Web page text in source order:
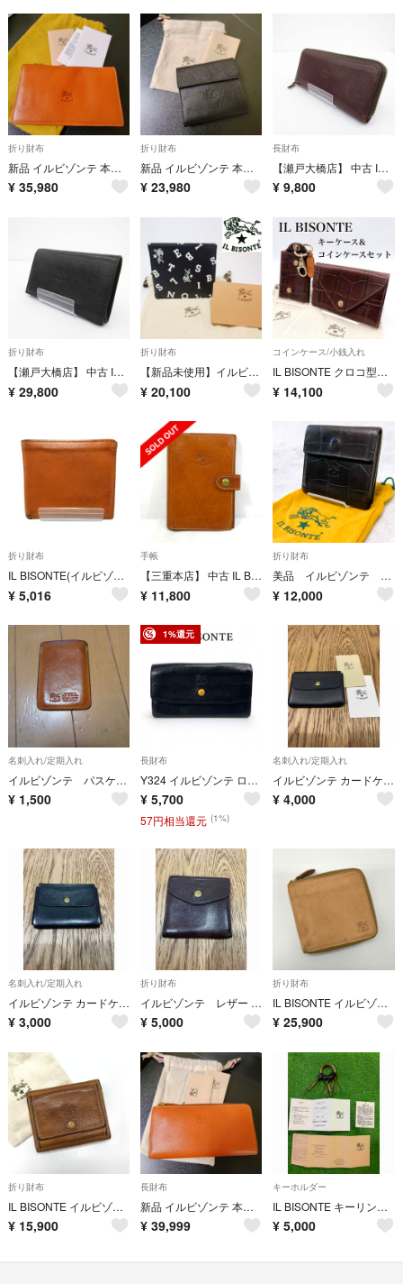
折り財布
新品 イルビゾンテ 本革 レザー ウォレット 財布 折り財布 キャラメル ブラウン 茶
¥ 35,980
折り財布
新品 イルビゾンテ 本革 レザー 財布 ミニ ウォレット ブラック 黒 ネロ
¥ 23,980
長財布
【瀬戸大橋店】 中古 IL BISONTE | イルビゾンテ 長財布 - ブラウン 【124】
¥ 9,800
折り財布
【瀬戸大橋店】 中古 IL BISONTE | イルビゾンテ 二つ折り財布 - ブラック 【124】
¥ 29,800
折り財布
【新品未使用】イルビゾンテ ILBISONTE モノグラム二つ折り財布 99
¥ 20,100
コインケース/小銭入れ
IL BISONTE クロコ型押し レザー キーケース コインケース 2個セット ブラウン 財布 ウォレット
¥ 14,100
折り財布
IL BISONTE(イルビゾンテ) Type-A 2つ折りウォレット メンズ
¥ 5,016
手帳
【三重本店】 中古 IL BISONTE | イルビゾンテ レザー システム手帳 / 6穴タイプ ブラウン系 【124】
¥ 11,800
折り財布
美品 イルビゾンテ 二つ折り財布 クロコ型押し ブラック レザーウォレット 袋付
¥ 12,000
名刺入れ/定期入れ
イルビゾンテ パスケース
¥ 1,500
1%還元
長財布
Y324 イルビゾンテ ロゴ レザー 本革 イタリア製 薄型 長財布 メンズ
¥ 5,700
57円相当還元 (1%)
名刺入れ/定期入れ
イルビゾンテ カードケース ブラック
¥ 4,000
名刺入れ/定期入れ
イルビゾンテ カードケース ブラック
¥ 3,000
折り財布
イルビゾンテ レザー がま口財布 ブラウン
¥ 5,000
折り財布
IL BISONTE イルビゾンテ 二つ折り 財布 ラウンドファスナー ヌメ革 レザー
¥ 25,900
折り財布
IL BISONTE イルビゾンテ トリフォルドウォレット ヌメ革
¥ 15,900
長財布
新品 イルビゾンテ 本革 レザー 長財布 ウォレット L字 キャラメル
¥ 39,999
キーホルダー
IL BISONTE キーリング 真鍮 レザー ブラック
¥ 5,000